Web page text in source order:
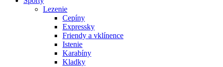
Lezenie
Cepíny
Expressky
Friendy a vklínence
Istenie
Karabíny
Kladky